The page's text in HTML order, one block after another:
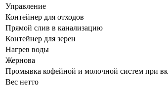
Управление
Контейнер для отходов
Прямой слив в канализацию
Контейнер для зерен
Нагрев воды
Жернова
Промывка кофейной и молочной систем при
Вес нетто